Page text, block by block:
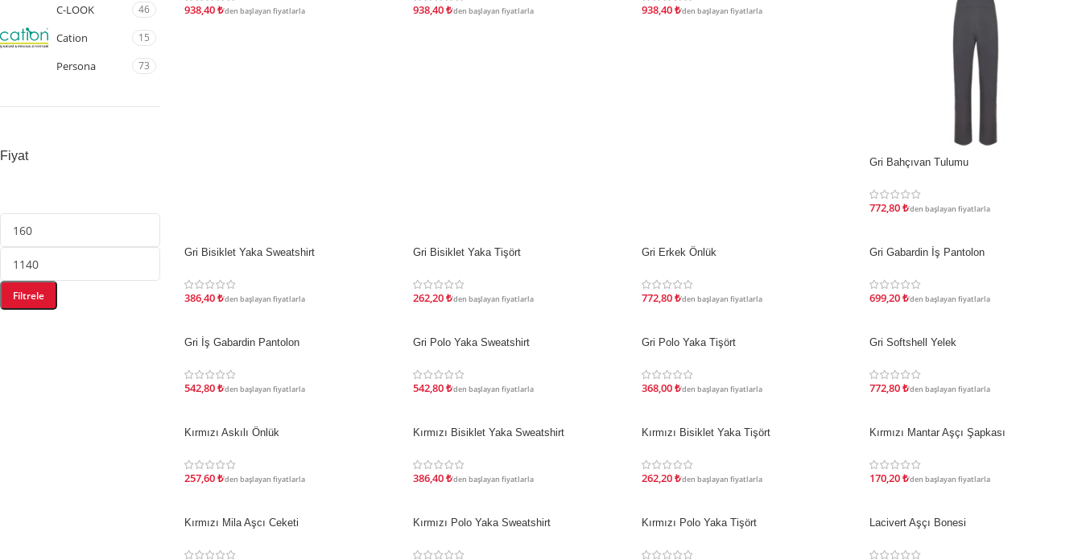
C-LOOK 46
Cation 15
Persona 73
Fiyat
Filtrele
938,40₺'den başlayan fiyatlarla 938,40₺'den başlayan fiyatlarla 938,40₺'den başlayan fiyatlarla
İNDIRIM
Gri Bahçıvan Tulumu
772,80₺'den başlayan fiyatlarla
İNDIRIM
Gri Bisiklet Yaka Sweatshirt
386,40₺'den başlayan fiyatlarla
İNDIRIM
Gri Bisiklet Yaka Tişört
262,20₺'den başlayan fiyatlarla
İNDIRIM
Gri Erkek Önlük
772,80₺'den başlayan fiyatlarla
İNDIRIM
Gri Gabardin İş Pantolon
699,20₺'den başlayan fiyatlarla
İNDIRIM
Gri İş Gabardin Pantolon
542,80₺'den başlayan fiyatlarla
İNDIRIM
Gri Polo Yaka Sweatshirt
542,80₺'den başlayan fiyatlarla
İNDIRIM
Gri Polo Yaka Tişört
368,00₺'den başlayan fiyatlarla
İNDIRIM
Gri Softshell Yelek
772,80₺'den başlayan fiyatlarla
İNDIRIM
Kırmızı Askılı Önlük
257,60₺'den başlayan fiyatlarla
İNDIRIM
Kırmızı Bisiklet Yaka Sweatshirt
386,40₺'den başlayan fiyatlarla
İNDIRIM
Kırmızı Bisiklet Yaka Tişört
262,20₺'den başlayan fiyatlarla
İNDIRIM
Kırmızı Mantar Aşçı Şapkası
170,20₺'den başlayan fiyatlarla
İNDIRIM
Kırmızı Mila Aşcı Ceketi İNDIRIM
Kırmızı Polo Yaka Sweatshirt İNDIRIM
Kırmızı Polo Yaka Tişört İNDIRIM
Lacivert Aşçı Bonesi